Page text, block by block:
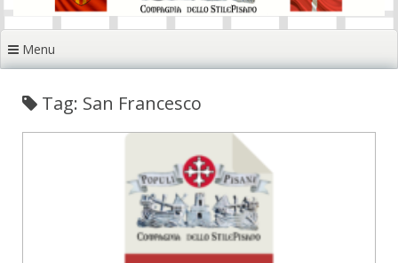
Menu
Tag: San Francesco